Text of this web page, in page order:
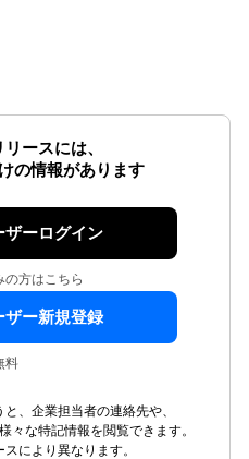
ースには、
の情報があります
ザーログイン
の方はこちら
ザー新規登録
料
、企業担当者の連絡先や、
々な特記情報を閲覧できます。
により異なります。